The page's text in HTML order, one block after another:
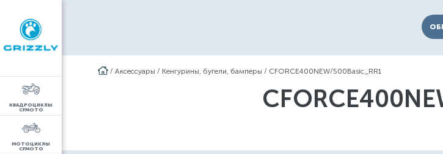
КВАДРОЦИКЛЫ
CFMOTO
МОТОЦИКЛЫ
CFMOTO
/ Аксессуары / Кенгурины, бугели, бамперы / CFORCE400NEW/500Basic_RR1